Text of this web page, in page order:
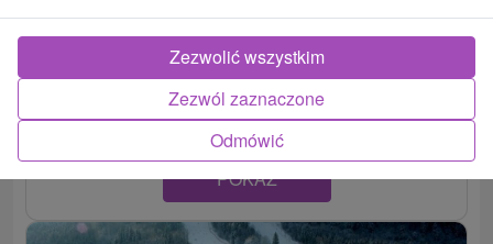
Banskobystrický kraj -Telgárt
POKAZ
Odmówić
Zezwól zaznaczone
Zezwolić wszystkim